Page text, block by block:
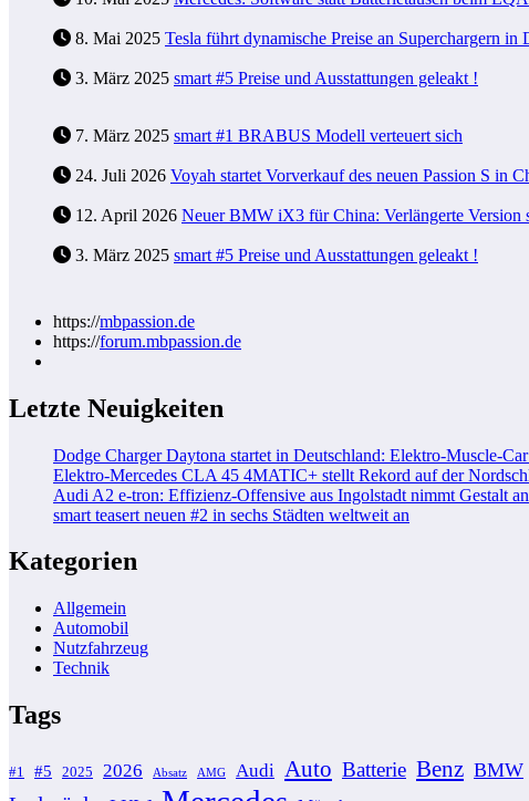
8. Mai 2025 Tesla führt dynamische Preise an Superchargern in
3. März 2025 smart #5 Preise und Ausstattungen geleakt !
7. März 2025 smart #1 BRABUS Modell verteuert sich
24. Juli 2026 Voyah startet Vorverkauf des neuen Passion S in
12. April 2026 Neuer BMW iX3 für China: Verlängerte Version
3. März 2025 smart #5 Preise und Ausstattungen geleakt !
https://mbpassion.de
https://forum.mbpassion.de
Letzte Neuigkeiten
Dodge Charger Daytona startet in Deutschland: Elektro-Muscle-
Elektro-Mercedes CLA 45 4MATIC+ stellt Rekord auf der
Audi A2 e-tron: Effizienz-Offensive aus Ingolstadt nimmt Gestalt an
smart teasert neuen #2 in sechs Städten weltweit an
Kategorien
Allgemein
Automobil
Nutzfahrzeug
Technik
Tags
#1 #5 2025 2026 Absatz AMG Audi Auto Batterie Benz BMW